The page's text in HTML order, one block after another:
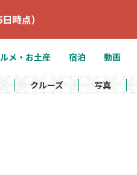
時点）
メ・お土産 宿泊 動画
クルーズ 写真